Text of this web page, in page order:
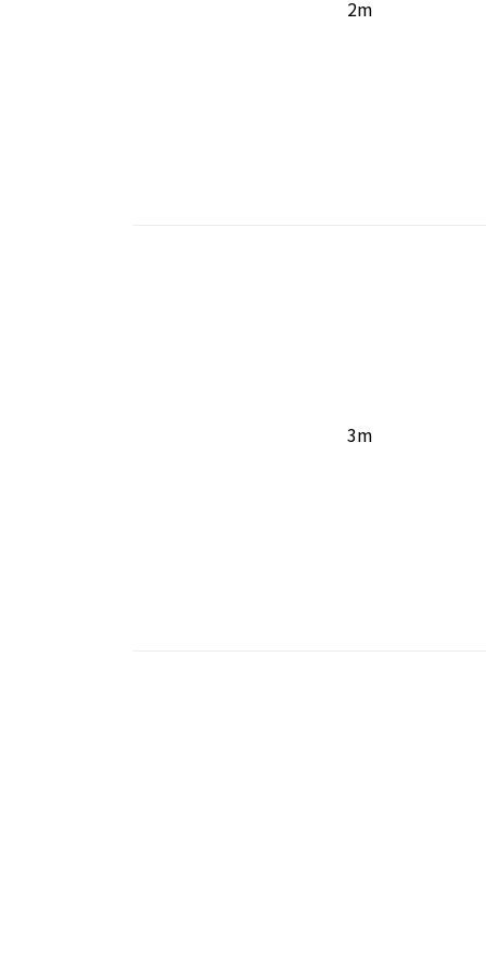
2m
3m